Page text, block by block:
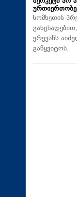
სომხეთის
ერევანს
გაწყვიტოს.